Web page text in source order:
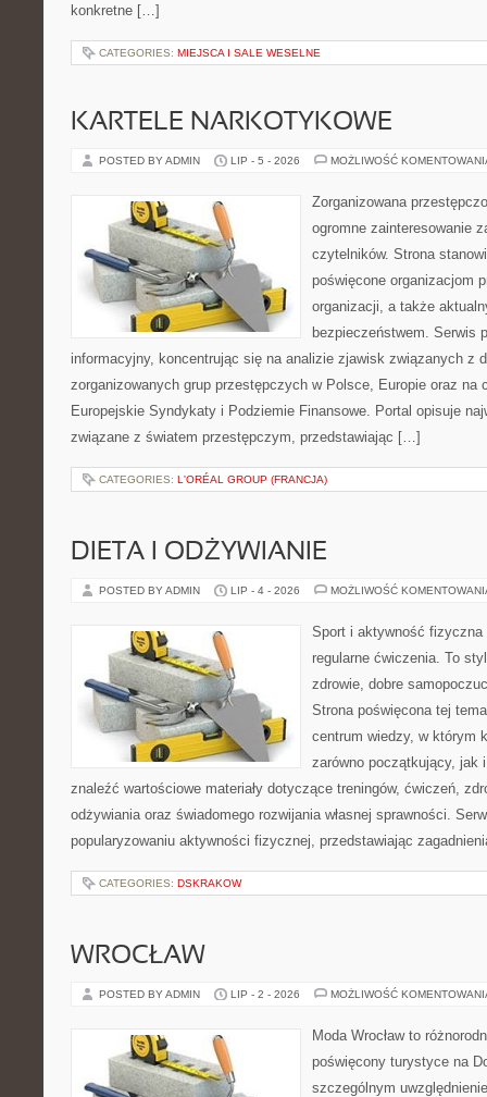
konkretne […]
CATEGORIES: MIEJSCA I SALE WESELNE
KARTELE NARKOTYKOWE
POSTED BY ADMIN LIP - 5 - 2026 MOŻLIWOŚĆ
Zorganizowana
ogromne zainteresowanie
czytelników. Strona
poświęcone organizacjom
organizacji, a także
bezpieczeństwem. Serwis
informacyjny, koncentrując się na analizie zjawisk związanych z
zorganizowanych grup przestępczych w Polsce, Europie oraz na
Europejskie Syndykaty i Podziemie Finansowe. Portal opisuje
związane z światem przestępczym, przedstawiając […]
CATEGORIES: L'ORÉAL GROUP (FRANCJA)
DIETA I ODŻYWIANIE
POSTED BY ADMIN LIP - 4 - 2026 MOŻLIWOŚĆ
Sport i aktywność
regularne ćwiczenia. To
zdrowie, dobre
Strona poświęcona tej
centrum wiedzy, w którym
zarówno początkujący, jak
znaleźć wartościowe materiały dotyczące treningów, ćwiczeń,
odżywiania oraz świadomego rozwijania własnej sprawności.
popularyzowaniu aktywności fizycznej, przedstawiając
CATEGORIES: DSKRAKOW
WROCŁAW
POSTED BY ADMIN LIP - 2 - 2026 MOŻLIWOŚĆ
Moda Wrocław to
poświęcony turystyce na
szczególnym